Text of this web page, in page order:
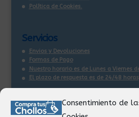
Consentimiento de
Política de Cookies.
Servicios
Envios y Devoluciones
Formas de Pago
Nuestro horario es de Lunes a Viernes
El plazo de respuesta es de 24/48
Contacto: